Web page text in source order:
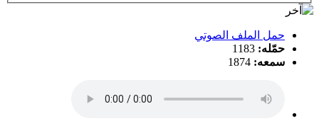
حمل الملف الصوتي
حمّله: 1183
سمعه: 1874